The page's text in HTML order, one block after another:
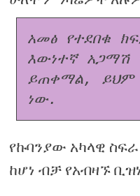
አመፅ የተደበቁ
እውነተኛ አጋማሽ
ይጠቀማል, ይህም
ነው.
የኩባንያው አካላዊ
ከሆነ ብቻ የአብዛኙ